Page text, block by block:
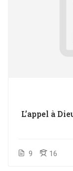
9 16